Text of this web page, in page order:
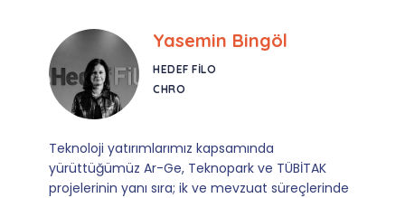
Ebru Kural
CORESYS
SATIŞ YÖNETICISI
Mevzuata uyum, başvuru ve izleme adımlarında
sağladıkları kusursuz yönlendirme sayesinde artık
operasyonlarımızı sıfır kaygı ve tam güvenle